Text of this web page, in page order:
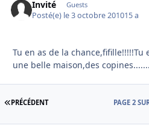
Invité Guests
Posté(e) le 3 octobre 201015 a
Tu en as de la
une belle maison,des
PREMIÈRE PAGE
PRÉCÉDENT PAGE 2